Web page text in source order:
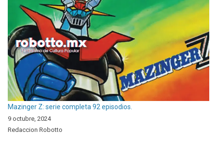
Mazinger Z: serie completa 92 episodios.
9 octubre, 2024
Redaccion Robotto